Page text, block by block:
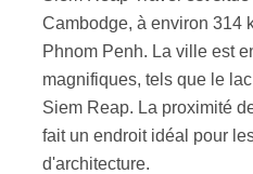
Cambodge, à environ 314
Phnom Penh. La ville est
magnifiques, tels que le
Siem Reap. La proximité
fait un endroit idéal pour
d'architecture.